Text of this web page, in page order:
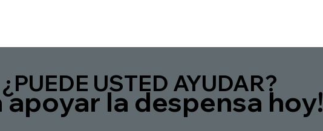
¿PUEDE USTED AYUDAR?
apoyar la despensa hoy!